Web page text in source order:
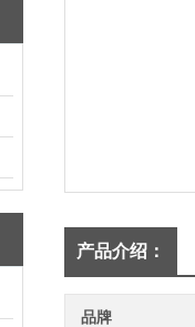
产品介绍：
品牌